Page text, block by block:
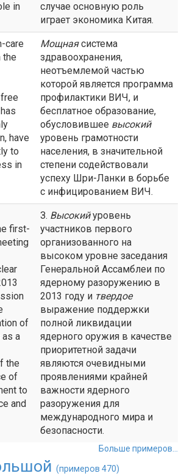
in
случае основную роль
играет экономика Китая.
care
the
have
to
in
Мощнаясистема
здравоохранения,
неотъемлемой частью
которой является программа
профилактики ВИЧ, и
бесплатное образование,
обусловившее высокий
уровень грамотности
населения, в значительной
степени содействовали
успеху Шри-Ланки в борьбе
с инфицированием ВИЧ.
first-
of
as a
the
of
to
and
З. Высокийуровень
участников первого
организованного на
высоком уровне заседания
Генеральной Ассамблеи по
ядерному разоружению в
2013 году и твердое
выражение поддержки
полной ликвидации
ядерного оружия в качестве
приоритетной задачи
являются очевидными
проявлениями крайней
важности ядерного
разоружения для
международного мира и
безопасности.
Больше примеров...
(примеров 470)